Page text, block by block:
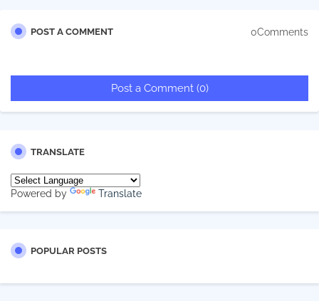
POST A COMMENT 0Comments
Post a Comment (0)
TRANSLATE
Powered by Translate
POPULAR POSTS